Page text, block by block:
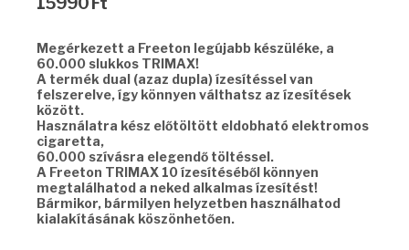
Megérkezett a Freeton legújabb készüléke, a
60.000 slukkos TRIMAX!
A termék dual (azaz dupla) ízesítéssel van
felszerelve, így könnyen válthatsz az ízesítések
között.
Használatra kész előtöltött eldobható elektromos
cigaretta,
60.000 szívásra elegendő töltéssel.
A Freeton TRIMAX 10 ízesítéséből könnyen
megtalálhatod a neked alkalmas ízesítést!
Bármikor, bármilyen helyzetben használhatod
kialakításának köszönhetően.